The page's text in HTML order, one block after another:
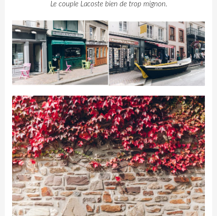
Le couple Lacoste bien de trop mignon.